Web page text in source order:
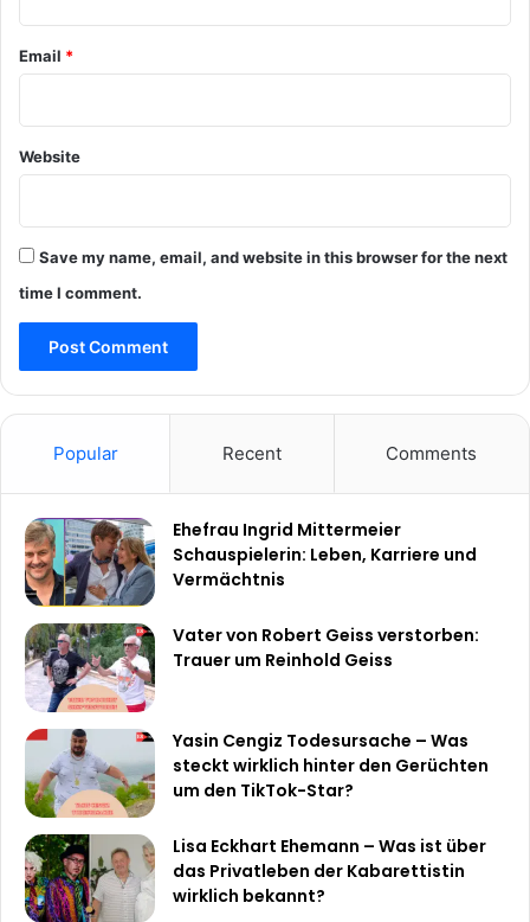
Email *
Website
Save my name, email, and website in this browser for the next
time I comment.
Popular Recent Comments
Ehefrau Ingrid Mittermeier
Schauspielerin: Leben, Karriere und
Vermächtnis
Vater von Robert Geiss verstorben:
Trauer um Reinhold Geiss
Yasin Cengiz Todesursache – Was
steckt wirklich hinter den Gerüchten
um den TikTok-Star?
Lisa Eckhart Ehemann – Was ist über
das Privatleben der Kabarettistin
wirklich bekannt?